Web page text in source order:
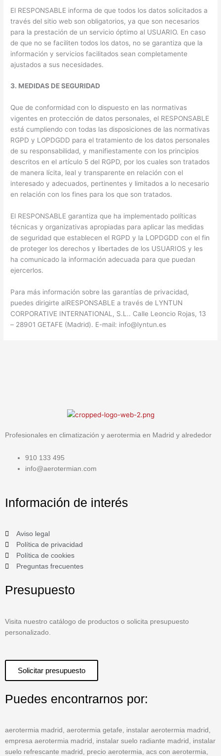
El RESPONSABLE informa de que todos los datos solicitados a
través del sitio web son obligatorios, ya que son necesarios
para la prestación de un servicio óptimo al USUARIO. En caso
de que no se faciliten todos los datos, no se garantiza que la
información y servicios facilitados sean completamente
ajustados a sus necesidades.
3. MEDIDAS DE SEGURIDAD
Que de conformidad con lo dispuesto en las normativas
vigentes en protección de datos personales, el RESPONSABLE
está cumpliendo con todas las disposiciones de las normativas
RGPD y LOPDGDD para el tratamiento de los datos personales
de su responsabilidad, y manifiestamente con los principios
descritos en el artículo 5 del RGPD, por los cuales son tratados
de manera lícita, leal y transparente en relación con el
interesado y adecuados, pertinentes y limitados a lo necesario
en relación con los fines para los que son tratados.
El RESPONSABLE garantiza que ha implementado políticas
técnicas y organizativas apropiadas para aplicar las medidas
de seguridad que establecen el RGPD y la LOPDGDD con el fin
de proteger los derechos y libertades de los USUARIOS y les
ha comunicado la información adecuada para que puedan
ejercerlos.
Para más información sobre las garantías de privacidad,
puedes dirigirte alRESPONSABLE a través de LYNTUN
CORPORATIVE INTERNATIONAL, S.L.. Calle Leoncio Rojas, 13
– 28901 GETAFE (Madrid). E-mail: info@lyntun.es
Profesionales en climatización y aerotermia en Madrid y alrededor
910 133 495
info@aerotermian.com
Información de interés
Aviso legal
Política de privacidad
Política de cookies
Preguntas frecuentes
Presupuesto
Visita nuestro catálogo de productos o solicita presupuesto
personalizado.
Solicitar presupuesto
Puedes encontrarnos por:
aerotermia madrid, aerotermia getafe, instalar aerotermia madrid,
empresa aerotermia madrid, instalar suelo radiante madrid, instalar
suelo refrescante madrid, precio aerotermia, acs con aerotermia,